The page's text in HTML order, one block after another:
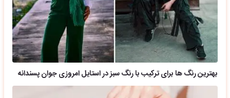
بهترین رنگ ها برای ترکیب با رنگ سبز در استایل امروزی جوان پسندانه